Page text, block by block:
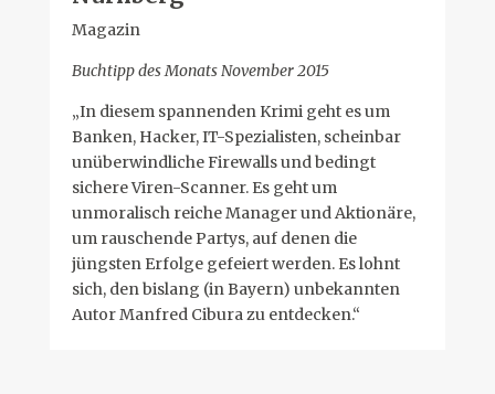
Magazin
Buchtipp des Monats November 2015
„In diesem spannenden Krimi geht es um
Banken, Hacker, IT-Spezialisten, scheinbar
unüberwindliche Firewalls und bedingt
sichere Viren-Scanner. Es geht um
unmoralisch reiche Manager und Aktionäre,
um rauschende Partys, auf denen die
jüngsten Erfolge gefeiert werden. Es lohnt
sich, den bislang (in Bayern) unbekannten
Autor Manfred Cibura zu entdecken.“